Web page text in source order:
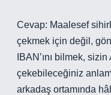
Cevap: Maalesef
çekmek için değil,
IBAN’ını bilmek,
çekebileceğiniz
arkadaş ortamında